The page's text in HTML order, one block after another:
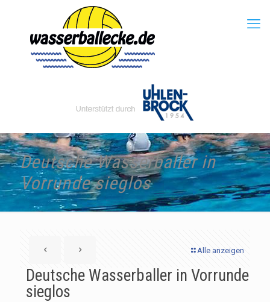
Deutsche Wasserballer in
Vorrunde sieglos
Alle anzeigen
Deutsche Wasserballer in Vorrunde
sieglos